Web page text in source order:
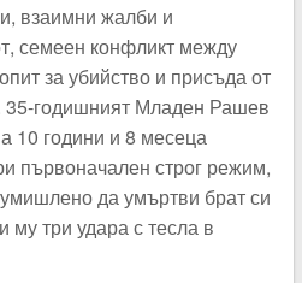
взаимни жалби и
семеен конфликт между
за убийство и присъда от
годишният Младен Рашев
10 години и 8 месеца
първоначален строг режим,
да умъртви брат си
три удара с тесла в